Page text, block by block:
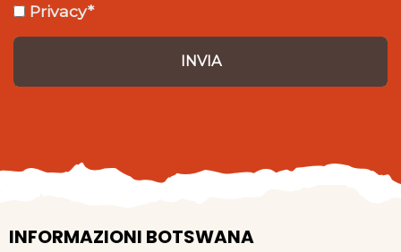
Privacy*
INVIA
INFORMAZIONI BOTSWANA